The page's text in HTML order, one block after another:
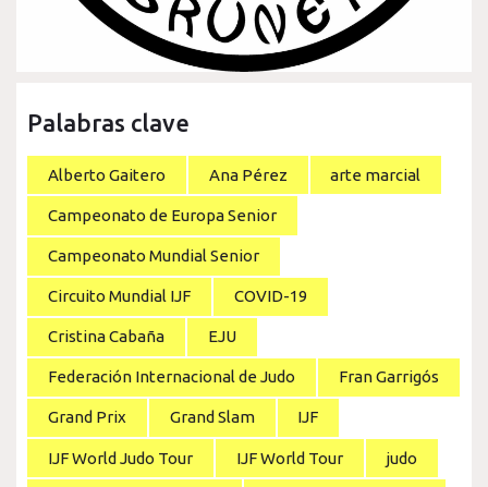
Palabras clave
Alberto Gaitero Ana Pérez arte marcial
Campeonato de Europa Senior
Campeonato Mundial Senior
Circuito Mundial IJF COVID-19
Cristina Cabaña EJU
Federación Internacional de Judo Fran Garrigós
Grand Prix Grand Slam IJF
IJF World Judo Tour IJF World Tour judo